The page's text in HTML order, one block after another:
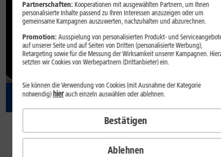
37,
99
Partnerschaften: Kooperationen mit ausgewählten Partnern, um Ihnen
personalisierte Inhalte passend zu Ihren Interessen anzuzeigen oder um
gemeinsame Kampagnen auszuwerten, nachzuhalten und abzurechnen.
Promotion:Ausspielung von personalisierten Produkt- und
auf unserer Seite und auf Seiten von Dritten (personalisierte Werbung),
Retargeting sowie für die Messung der Wirksamkeit unserer Kampagnen.
setzten wir Cookies von Werbepartnern (Drittanbieter) ein.
Ablehnen
Sie können die Verwendung von Cookies (mit Ausnahme der Kategorie
notwendig) hierauch einzeln auswählen oder ablehnen.
Bestätigen